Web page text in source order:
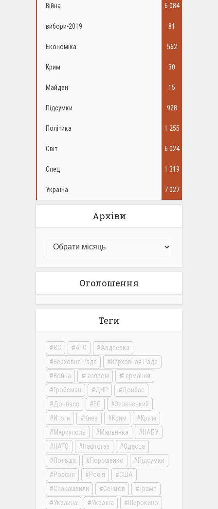
Війна 6 084
вибори-2019 81
Економіка 562
Крим 30
Майдан 15
Підсумки 928
Політика 1 255
Світ 6 024
Спец 1 319
Україна 7 027
Архіви
Оголошення
Теги
ЄС АТО
Авдеевка
Верховна Рада
Верховная Рада
Война
Газпром
Германия
Гройсман
ДНР
Донбас
Донбасс
ЕС
Зеленський
Итоги
Киев Крим
Крым
Мариуполь
Марьинка
НАБУ
НАТО
Нафтогаз
Одесса
Польша
Порошенко
Підсумки
Россия
Росія
США
Саакашвили
Сенцов
Трамп
Украина
Україна Широкино